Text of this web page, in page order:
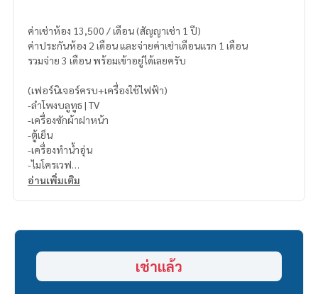
ค่าเช่าห้อง 13,500 / เดือน (สัญญาเช่า 1 ปี)
ค่าประกันห้อง 2 เดือน และจ่ายค่าเช่าเดือนแรก 1 เดือน
รวมจ่าย 3 เดือน พร้อมเข้าอยู่ได้เลยครับ
(เฟอร์นิเจอร์ครบ+เครื่องใช้ไฟฟ้า)
-ลำโพงบลูทูธ | TV
-เครื่องซักผ้าฝาหน้า
-ตู้เย็น
-เครื่องทำน้ำอุ่น
-ไมโครเวฟ
-พัดลม
อ่านเพิ่มเติม
เช่าแล้ว